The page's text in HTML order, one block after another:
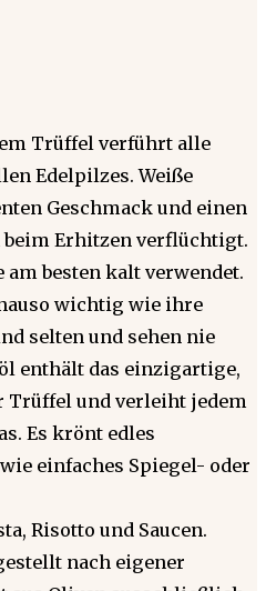
Trüffel verführt alle
Edelpilzes. Weiße
Geschmack und einen
beim Erhitzen verflüchtigt.
am besten kalt verwendet.
wichtig wie ihre
selten und sehen nie
enthält das einzigartige,
Trüffel und verleiht jedem
Es krönt edles
einfaches Spiegel- oder
Risotto und Saucen.
nach eigener